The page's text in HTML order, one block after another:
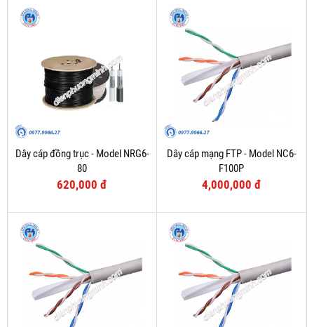
Dây cáp đồng trục - Model NRG6-
80
620,000 đ
Dây cáp mạng FTP - Model NC6-
F100P
4,000,000 đ